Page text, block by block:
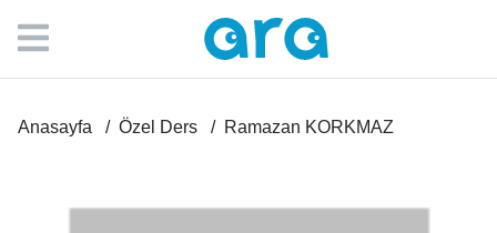
Anasayfa Özel Ders Ramazan KORKMAZ